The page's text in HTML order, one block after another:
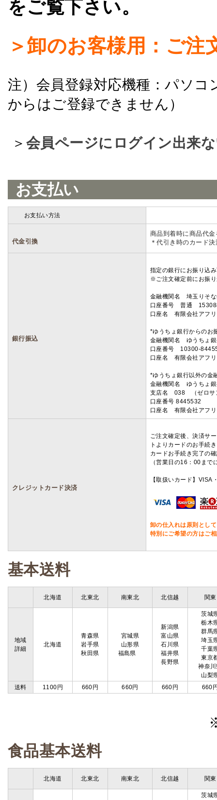
をご覧下さい。
＞卸のお客様用：ご注
注）会員登録対応機種：パソ
からはご登録できません）
＞ 会員ページにログイン出来
お支払い
お支払い方法
代金引換
商品到着時に商品代
＊代引き時のカード
銀行振込
指定の銀行にお振り込
※ご注文確定前にお振
金融機関名 埼玉りそ
口座番号 普通
口座名 有限会社アフ
*ゆうちょ銀行からのお
金融機関名 ゆうちょ
口座番号 10300-
口座名 有限会社アフ
*ゆうちょ銀行以外の金
金融機関名 ゆうちょ
支店名 038 （ゼロサ
口座番号 8445532
口座名 有限会社アフ
クレジットカード決済
ご注文確定後、決済サ
トよりカードのお手続
カードお手続き完了の
（営業日の16：00ま
【取扱いカード】
卸の仕入れは原則とし
特別にご希望の方はご
基本送料
北海道 北東北 南東北 北信越 関東
地域
詳細
北海道
青森県
岩手県
秋田県
宮城県
山形県
福島県
新潟県
富山県
石川県
福井県
長野県
茨城
栃木
群馬
埼玉
千葉
東京
神奈
山梨
送料
1100円 660円 660円 660円 660
食品基本送料
北海道 北東北 南東北 北信越 関東
茨城